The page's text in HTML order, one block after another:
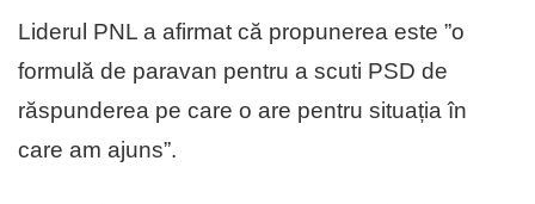
Liderul PNL a afirmat că propunerea este ”o
formulă de paravan pentru a scuti PSD de
răspunderea pe care o are pentru situația în
care am ajuns”.